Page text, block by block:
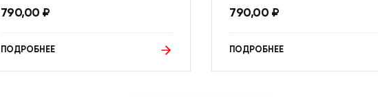
790,00 ₽
ПОДРОБНЕЕ
790,00 ₽
ПОДРОБНЕЕ